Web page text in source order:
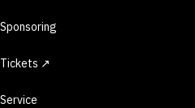
Sponsoring
Tickets ↗
Service